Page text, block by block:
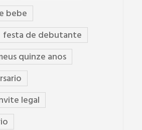
bebe
festa de debutante
quinze anos
legal